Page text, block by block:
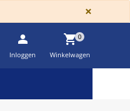
×
person
Inloggen
shopping_cart0
Winkelwagen